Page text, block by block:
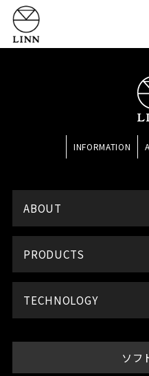
INFORMATION
ABOUT
PRODUCTS
TECHNOLOGY
ソフ